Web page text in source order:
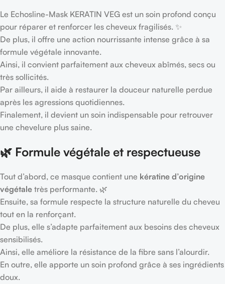
Le Echosline-Mask KERATIN VEG est un soin profond conçu
pour réparer et renforcer les cheveux fragilisés. ✨
De plus, il offre une action nourrissante intense grâce à sa
formule végétale innovante.
Ainsi, il convient parfaitement aux cheveux abîmés, secs ou
très sollicités.
Par ailleurs, il aide à restaurer la douceur naturelle perdue
après les agressions quotidiennes.
Finalement, il devient un soin indispensable pour retrouver
une chevelure plus saine.
🌿 Formule végétale et respectueuse
Tout d’abord, ce masque contient une kératine d’origine
végétale très performante. 🌿
Ensuite, sa formule respecte la structure naturelle du cheveu
tout en la renforçant.
De plus, elle s’adapte parfaitement aux besoins des cheveux
sensibilisés.
Ainsi, elle améliore la résistance de la fibre sans l’alourdir.
En outre, elle apporte un soin profond grâce à ses ingrédients
doux.